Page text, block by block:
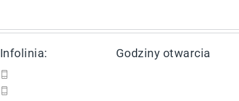
Infolinia: Godziny otwarcia